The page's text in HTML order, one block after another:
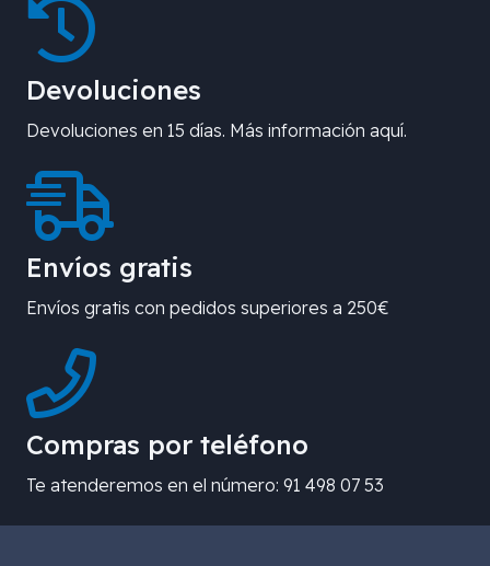
Devoluciones
Devoluciones en 15 días. Más información aquí.
Envíos gratis
Envíos gratis con pedidos superiores a 250€
Compras por teléfono
Te atenderemos en el número: 91 498 07 53